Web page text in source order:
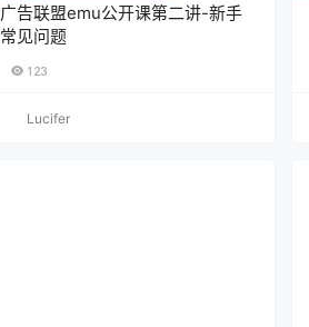
广告联盟emu公开课第二讲-新手
常见问题
123
Lucifer